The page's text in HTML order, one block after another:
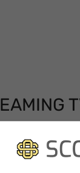
ore 18:00 di
sarà